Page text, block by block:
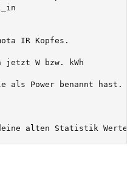
IR Kopfes.
jetzt W bzw. kWh
als Power benannt hast.
alten Statistik Werte